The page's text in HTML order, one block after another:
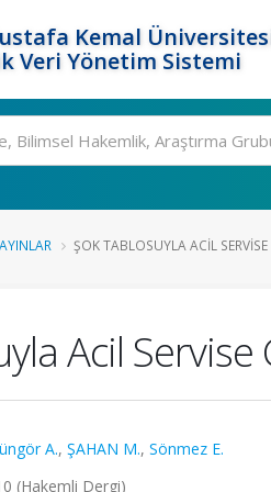
Kemal
Veri Yönetim Sistemi
ŞOK TABLOSUYLA ACIL SERVISE
Acil
A., ŞAHAN M., Sönmez E.
(Hakemli Dergi)